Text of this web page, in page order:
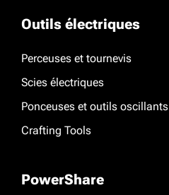
Outils électriques
Perceuses et tournevis
Scies électriques
Ponceuses et outils oscillants
Crafting Tools
PowerShare